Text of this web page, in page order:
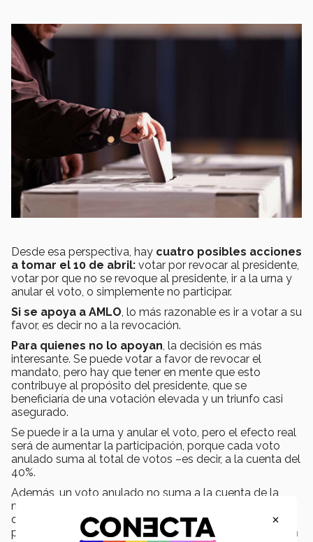
Desde esa perspectiva, hay cuatro posibles acciones
a tomar el 10 de abril: votar por revocar al presidente,
votar por que no se revoque al presidente, ir a la urna y
anular el voto, o simplemente no participar.
Si se apoya a AMLO , lo más razonable es ir a votar a su
favor, es decir no a la revocación.
Para quienes no lo apoyan , la decisión es más
interesante. Se puede votar a favor de revocar el
mandato, pero hay que tener en mente que esto
contribuye al propósito del presidente, que se
beneficiaría de una votación elevada y un triunfo casi
asegurado.
Se puede ir a la urna y anular el voto, pero el efecto real
será de aumentar la participación, porque cada voto
anulado suma al total de votos –es decir, a la cuenta del
40%.
Además, un voto anulado no suma a la cuenta de la
mayoría absoluta necesaria para la revocación, por lo
que si ya se va a emitir un voto y no se apoya al
presidente, tendría más sentido promover la revocación
×